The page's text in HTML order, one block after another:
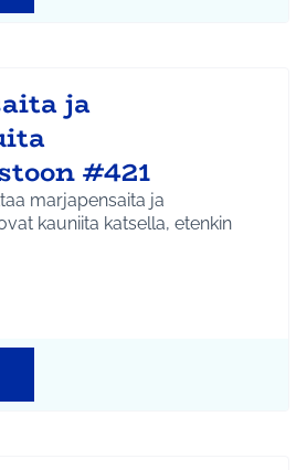
ja
#421
marjapensaita ja
kauniita katsella, etenkin
mukaan: Riihikallio